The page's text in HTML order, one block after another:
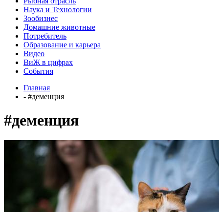
Наука и Технологии
Зообизнес
Домашние животные
Потребитель
Образование и карьера
Видео
ВиЖ в цифрах
События
Главная
- #деменция
#деменция